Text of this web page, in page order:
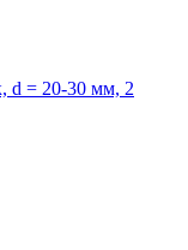
d = 20-30 мм, 2